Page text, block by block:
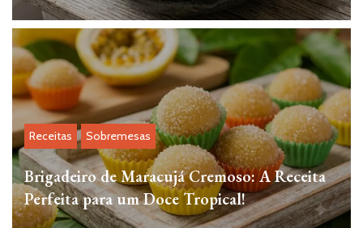
Receitas Sobremesas
Brigadeiro de Maracujá Cremoso: A Receita
Perfeita para um Doce Tropical!